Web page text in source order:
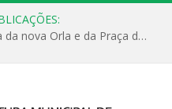
Últimos detalhes para a entrega da nova Orla e da Praça do Praião